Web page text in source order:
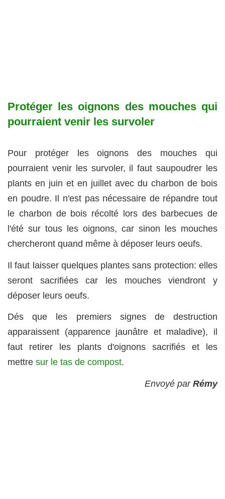
Protéger les oignons des mouches qui
pourraient venir les survoler
Pour protéger les oignons des mouches qui
pourraient venir les survoler, il faut saupoudrer les
plants en juin et en juillet avec du charbon de bois
en poudre. Il n'est pas nécessaire de répandre tout
le charbon de bois récolté lors des barbecues de
l'été sur tous les oignons, car sinon les mouches
chercheront quand même à déposer leurs oeufs.
Il faut laisser quelques plantes sans protection: elles
seront sacrifiées car les mouches viendront y
déposer leurs oeufs.
Dés que les premiers signes de destruction
apparaissent (apparence jaunâtre et maladive), il
faut retirer les plants d'oignons sacrifiés et les
mettre sur le tas de compost.
Envoyé par Rémy